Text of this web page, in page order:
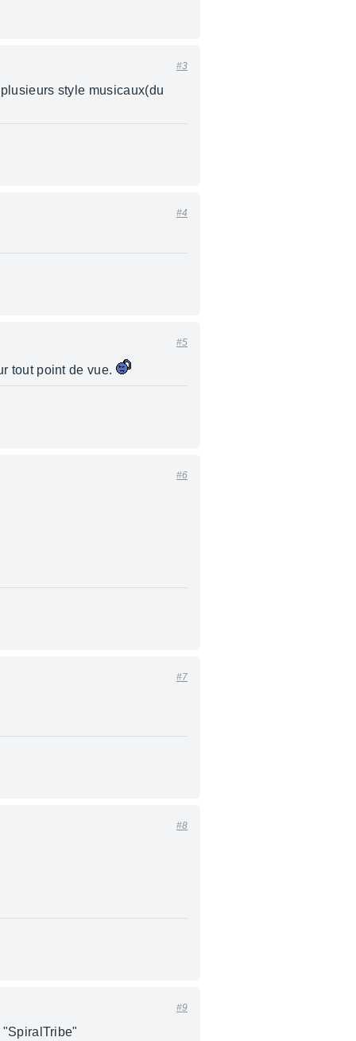
#3
style musicaux(du
#4
#5
tout point de vue.
#6
#7
#8
#9